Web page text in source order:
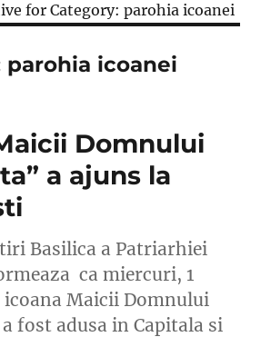
forCategory: parohia icoanei
parohia icoanei
Domnului
a ajuns la
Basilica a Patriarhiei
ca miercuri, 1
icoana Maicii Domnului
fost adusa in Capitala si